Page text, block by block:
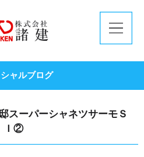
ャルブログ
ーパーシャネツサーモＳ
Ｉ②